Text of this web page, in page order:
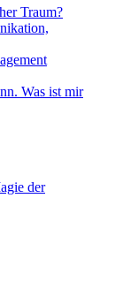
Traum?
Was ist mir
der